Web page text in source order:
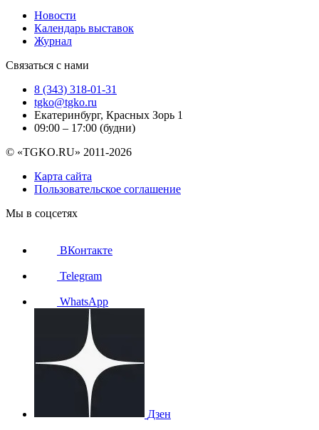
Новости
Календарь выставок
Журнал
Связаться с нами
8 (343) 318-01-31
tgko@tgko.ru
Екатеринбург, Красных Зорь 1
09:00 – 17:00 (будни)
© «TGKO.RU» 2011-2026
Карта сайта
Пользовательское соглашение
Мы в соцсетях
ВКонтакте
Telegram
WhatsApp
Дзен